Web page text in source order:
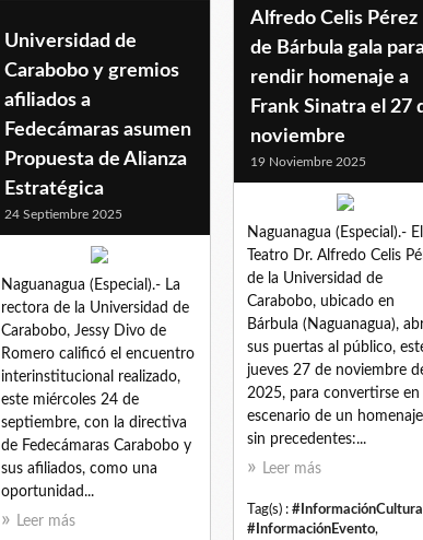
Alfredo Celis Pérez
de Bárbula gala
rendir homenaje a
Frank Sinatra el 27
noviembre
19 Noviembre 2025
Naguanagua (Especial).- El
Teatro Dr. Alfredo Celis
de la Universidad de
Carabobo, ubicado en
Bárbula (Naguanagua),
sus puertas al público,
jueves 27 de noviembre
2025, para convertirse en
escenario de un homenaje
sin precedentes:...
Leer más
Tag(s) : #InformaciónCultural
#InformaciónEvento,
Universidad de
Carabobo y gremios
afiliados a
Fedecámaras asumen
Propuesta de Alianza
Estratégica
24 Septiembre 2025
Naguanagua (Especial).- La
rectora de la Universidad de
Carabobo, Jessy Divo de
Romero calificó el encuentro
interinstitucional realizado,
este miércoles 24 de
septiembre, con la directiva
de Fedecámaras Carabobo y
sus afiliados, como una
oportunidad...
Leer más